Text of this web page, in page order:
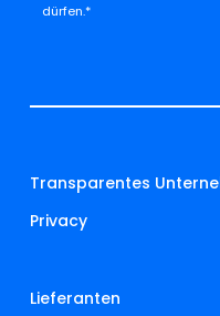
dürfen.*
Transparentes
Privacy
Lieferanten